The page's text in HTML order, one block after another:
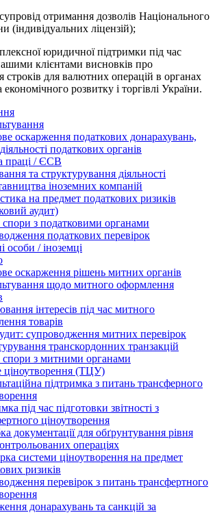
отримання дозволів Національного
(індивідуальних ліцензій);
юридичної підтримки під час
клієнтами висновків про
строків для валютних операцій в органах
економічного розвитку і торгівлі України.
оскарження податкових донарахувань,
податкових органів
праці / ЄСВ
та структурування діяльності
іноземних компаній
на предмет податкових ризиків
аудит)
спори з податковими органами
податкових перевірок
особи / іноземці
оскарження рішень митних органів
щодо митного оформлення
інтересів під час митного
товарів
супроводження митних перевірок
транскордонних транзакцій
спори з митними органами
ціноутворення (ТЦУ)
підтримка з питань трансферного
під час підготовки звітності з
ціноутворення
документації для обґрунтування рівня
операціях
системи ціноутворення на предмет
ризиків
перевірок з питань трансфертного
донарахувань та санкцій за